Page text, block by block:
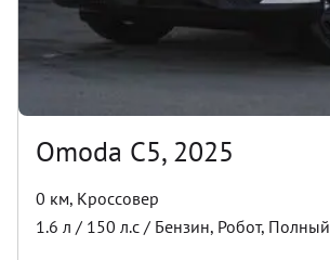
Omoda C5, 2025
0 км, Кроссовер
1.6 л / 150 л.с / Бензин, Робот, Полный